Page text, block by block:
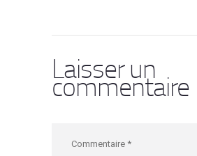
Laisser un
commentaire